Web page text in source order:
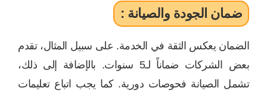
ضمان الجودة والصيانة :
الضمان يعكس الثقة في الخدمة. على سبيل المثال، تقدم
بعض الشركات ضماناً لـ5 سنوات. بالإضافة إلى ذلك،
تشمل الصيانة فحوصات دورية. كما يجب اتباع تعليمات